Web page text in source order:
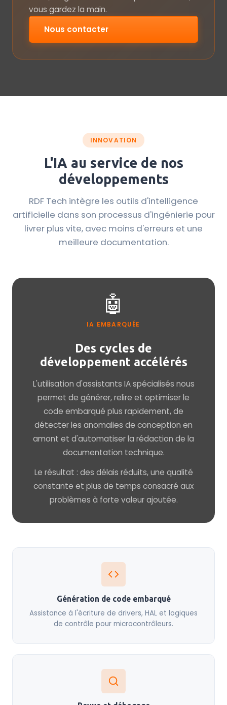
vous gardez la main.
Nous contacter
INNOVATION
L'IA au service de nos
développements
RDF Tech intègre les outils d'intelligence
artificielle dans son processus d'ingénierie pour
livrer plus vite, avec moins d'erreurs et une
meilleure documentation.
🤖
IA EMBARQUÉE
Des cycles de
développement accélérés
L'utilisation d'assistants IA spécialisés nous
permet de générer, relire et optimiser le
code embarqué plus rapidement, de
détecter les anomalies de conception en
amont et d'automatiser la rédaction de la
documentation technique.
Le résultat : des délais réduits, une qualité
constante et plus de temps consacré aux
problèmes à forte valeur ajoutée.
Génération de code embarqué
Assistance à l'écriture de drivers, HAL et logiques
de contrôle pour microcontrôleurs.